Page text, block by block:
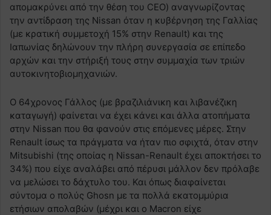
απομακρύνει από την θέση του CEO) αναγνωρίζοντας
την αντίδραση της Nissan όταν η κυβέρνηση της Γαλλίας
(με κρατική συμμετοχή 15% στην Renault) και της
Ιαπωνίας δηλώνουν την πλήρη συνεργασία σε επίπεδο
αρχών και την στήριξή τους στην συμμαχία των τριών
αυτοκινητοβιομηχανιών.
Ο 64χρονος Γάλλος (με βραζιλιάνικη και λιβανέζικη
καταγωγή) φαίνεται να έχει κάνει και άλλα ατοπήματα
στην Nissan που θα φανούν στις επόμενες μέρες. Στην
Renault ίσως τα πράγματα να ήταν πιο σφιχτά, όταν στην
Mitsubishi (της οποίας η Nissan-Renault έχει αποκτήσει το
34%) που είχε αναλάβει από πέρυσι μάλλον δεν πρόλαβε
να μελώσει το δάχτυλο του. Και όπως διαφαίνεται
σύντομα ο πολύς Ghosn με τα πολλά εκατομμύρια
ετήσιων απολαβών (μέχρι και ο Macron είχε